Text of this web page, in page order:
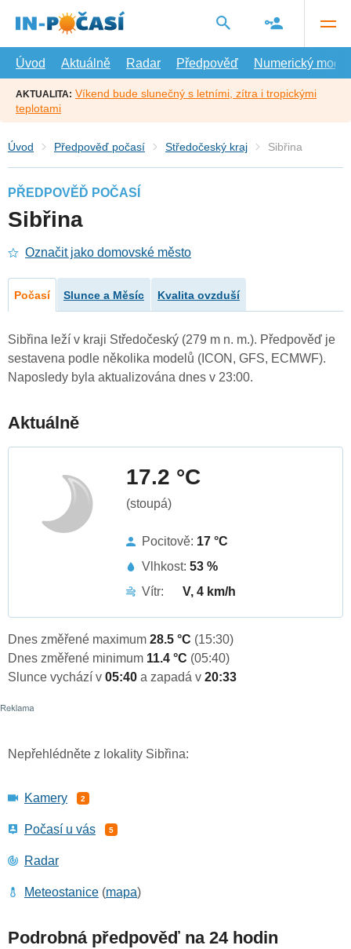
hlavní
Úvod
Aktuálně Radar Předpověď Numerický model
AKTUALITA: Víkend bude slunečný s letními, zítra i tropickými
teplotami
Úvod Předpověď počasí Středočeský kraj Sibřina
PŘEDPOVĚĎ POČASÍ
Sibřina
Označit jako domovské město
Počasí Slunce a Měsíc Kvalita ovzduší
Sibřina leží v kraji Středočeský (279 m n. m.). Předpověď je
sestavena podle několika modelů (ICON, GFS, ECMWF).
Naposledy byla aktualizována dnes v 23:00.
Aktuálně
17.2 °C
(stoupá)
Pocitově: 17 °C
Vlhkost: 53 %
Vítr:
V, 4 km/h
Dnes změřené maximum 28.5 °C (15:30)
Dnes změřené minimum 11.4 °C (05:40)
Slunce vychází v 05:40 a zapadá v 20:33
Nepřehlédněte z lokality Sibřina:
Kamery 2
Počasí u vás 5
Radar
Meteostanice (mapa)
Podrobná předpověď na 24 hodin